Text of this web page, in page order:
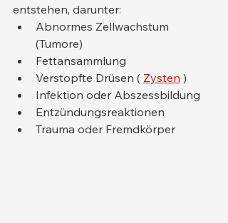
entstehen, darunter:
Abnormes Zellwachstum
(Tumore)
Fettansammlung
Verstopfte Drüsen ( Zysten )
Infektion oder Abszessbildung
Entzündungsreaktionen
Trauma oder Fremdkörper